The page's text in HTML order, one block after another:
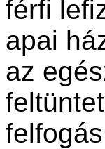
férfi
apai
az